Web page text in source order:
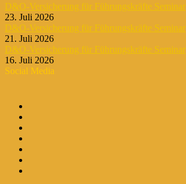
D&O-Versicherung für Führungskräfte Seminar
23. Juli 2026
D&O-Versicherung für Führungskräfte Seminar
21. Juli 2026
D&O-Versicherung für Führungskräfte Seminar
16. Juli 2026
Social Media